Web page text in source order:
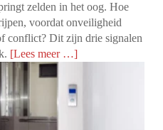
zelden in het oog. Hoe
voordat onveiligheid
conflict? Dit zijn drie signalen
[Lees meer …]